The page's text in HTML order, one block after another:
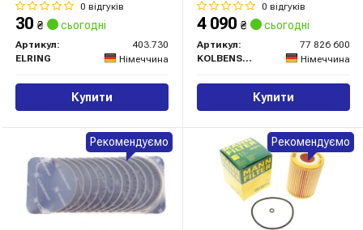
0 відгуків
30 ₴ сьогодні
Артикул:
403.730
ELRING
Німеччина
Купити
0 відгуків
4 090 ₴ сьогодні
Артикул:
77 826 600
KOLBENSCHMIDT
Німеччина
Купити
Рекомендуємо Рекомендуємо